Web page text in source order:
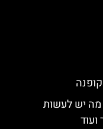
מה יש לעשות
ועוד